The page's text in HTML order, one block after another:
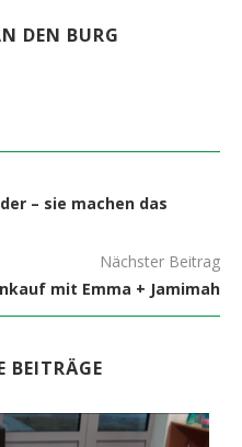
DEN BURG
– sie machen das
Nächster Beitrag
mit Emma + Jamimah
BEITRÄGE